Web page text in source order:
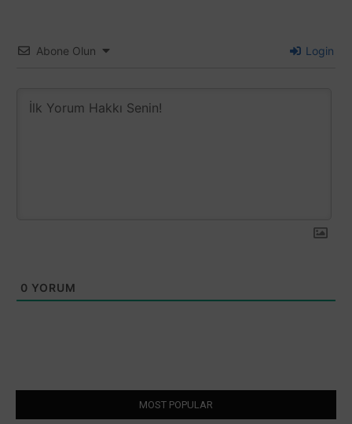
Abone Olun Login
0 YORUM
MOST POPULAR